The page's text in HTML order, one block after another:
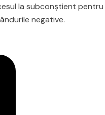
la subconștient pentru
negative.